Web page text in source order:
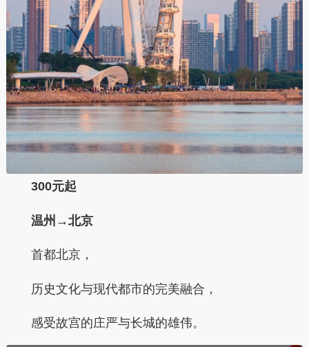
300元起
温州→北京
首都北京，
历史文化与现代都市的完美融合，
感受故宫的庄严与长城的雄伟。